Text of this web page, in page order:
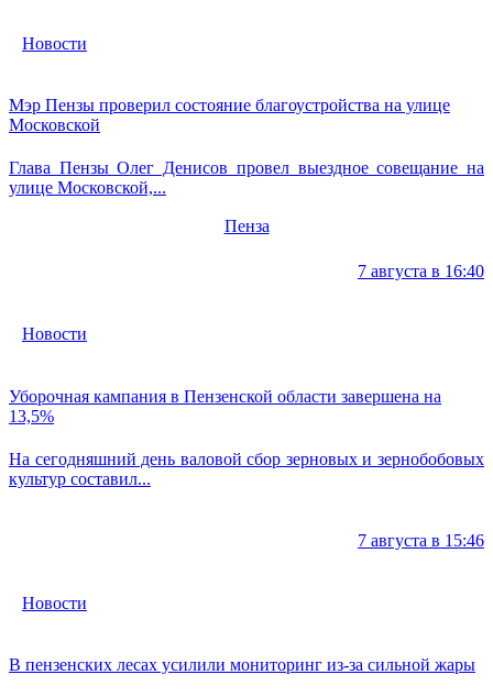
Новости
Мэр Пензы проверил состояние благоустройства на улице
Московской
Глава Пензы Олег Денисов провел выездное совещание на
улице Московской,...
Пенза
7 августа в 16:40
Новости
Уборочная кампания в Пензенской области завершена на
13,5%
На сегодняшний день валовой сбор зерновых и зернобобовых
культур составил...
7 августа в 15:46
Новости
В пензенских лесах усилили мониторинг из-за сильной жары